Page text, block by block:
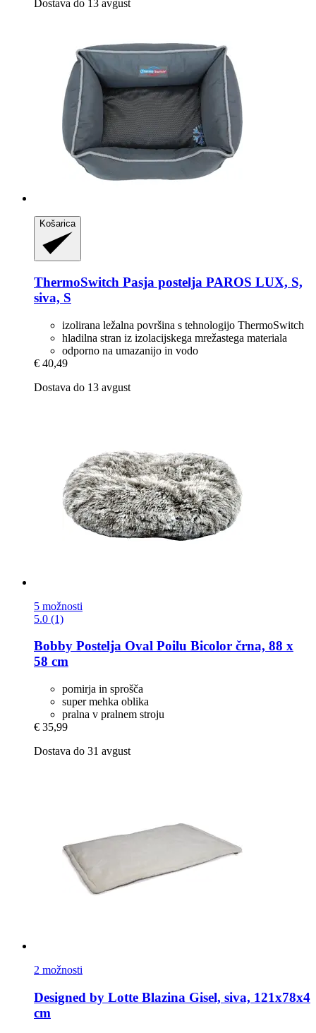
Dostava do 13 avgust
Košarica
ThermoSwitch Pasja postelja PAROS LUX, S,
siva, S
izolirana ležalna površina s tehnologijo ThermoSwitch
hladilna stran iz izolacijskega mrežastega materiala
odporno na umazanijo in vodo
€ 40,49
Dostava do 13 avgust
5 možnosti
5.0 (1)
Bobby Postelja Oval Poilu Bicolor črna, 88 x
58 cm
pomirja in sprošča
super mehka oblika
pralna v pralnem stroju
€ 35,99
Dostava do 31 avgust
2 možnosti
Designed by Lotte Blazina Gisel, siva, 121x78x4
cm